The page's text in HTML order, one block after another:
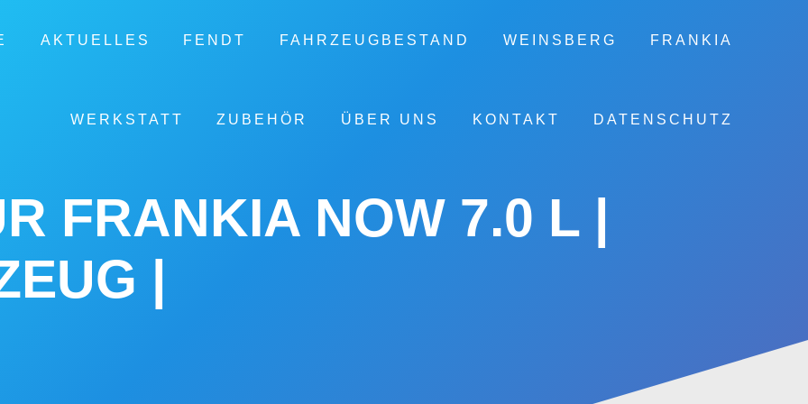
AKTUELLES FENDT FAHRZEUGBESTAND WEINSBERG FRANKIA
WERKSTATT ZUBEHÖR ÜBER UNS KONTAKT DATENSCHUTZ
FRANKIA NOW 7.0 L |
|